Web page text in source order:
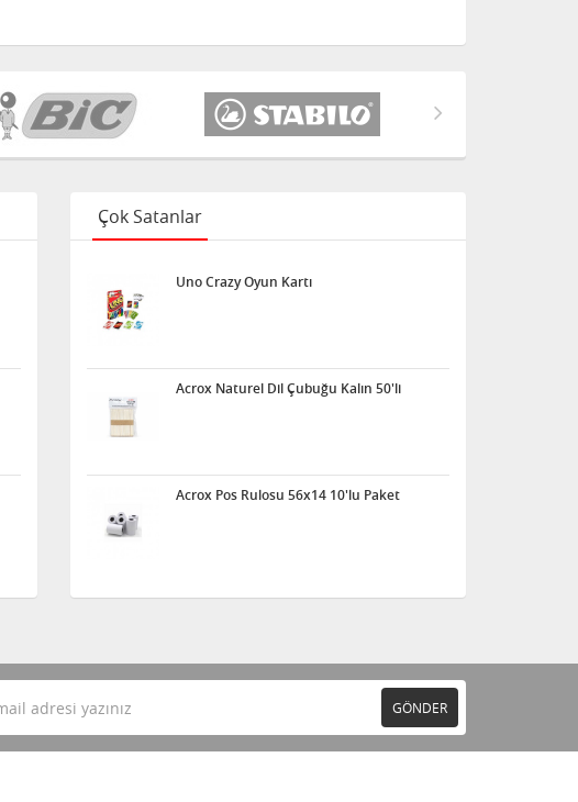
Çok Satanlar
Uno Crazy Oyun Kartı
Acrox Naturel Dil Çubuğu Kalın 50'li
Acrox Pos Rulosu 56x14 10'lu Paket
GÖNDER